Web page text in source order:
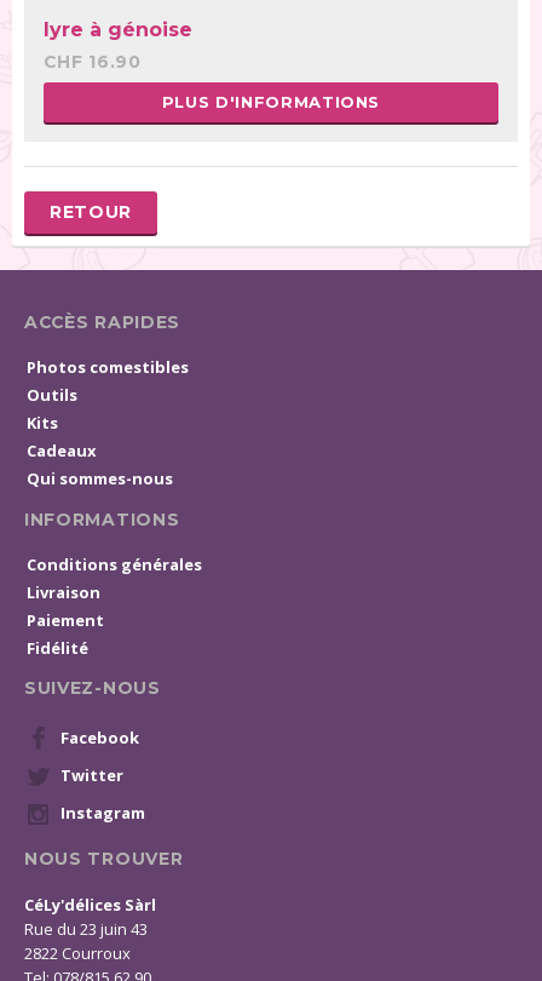
lyre à génoise
CHF 16.90
PLUS D'INFORMATIONS
RETOUR
ACCÈS RAPIDES
Photos comestibles
Outils
Kits
Cadeaux
Qui sommes-nous
INFORMATIONS
Conditions générales
Livraison
Paiement
Fidélité
SUIVEZ-NOUS
Facebook
Twitter
Instagram
NOUS TROUVER
CéLy'délices Sàrl
Rue du 23 juin 43
2822 Courroux